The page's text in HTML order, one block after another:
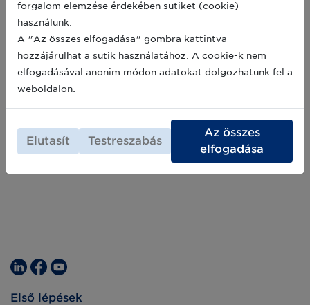
Beszállítóként vagy kereskedőként a vállalatok
többségének komoly nehézségeket okoznak a
hibás termékadatokból és a partnerek közötti
pontatlan kommunikációból származó
félreértések és plusz költségek. Az üzleti
partnerek eltérő elvárásai és eltérő gyakorlata a
belistázás, címkézés, vagy a bevételezés
rengeteg erőforrást igényel.
Archív hírek >>
Első lépések
forgalom elemzése érdekében sütiket (cookie)
használunk.
A "Az összes elfogadása" gombra kattintva
hozzájárulhat a sütik használatához. A cookie-k nem
elfogadásával anonim módon adatokat dolgozhatunk fel a
weboldalon.
Elutasít Testreszabás
Az összes
elfogadása